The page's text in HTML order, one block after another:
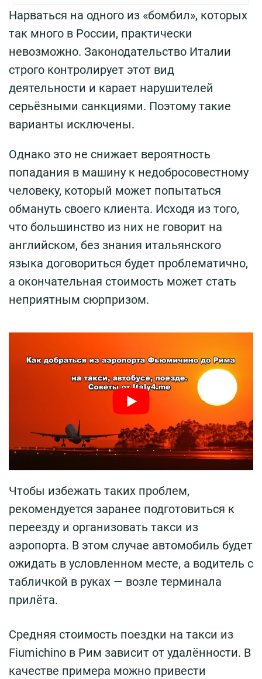
Нарваться на одного из «бомбил», которых
так много в России, практически
невозможно. Законодательство Италии
строго контролирует этот вид
деятельности и карает нарушителей
серьёзными санкциями. Поэтому такие
варианты исключены.
Однако это не снижает вероятность
попадания в машину к недобросовестному
человеку, который может попытаться
обмануть своего клиента. Исходя из того,
что большинство из них не говорит на
английском, без знания итальянского
языка договориться будет проблематично,
а окончательная стоимость может стать
неприятным сюрпризом.
Чтобы избежать таких проблем,
рекомендуется заранее подготовиться к
переезду и организовать такси из
аэропорта. В этом случае автомобиль будет
ожидать в условленном месте, а водитель с
табличкой в руках — возле терминала
прилёта.
Средняя стоимость поездки на такси из
Fiumichino в Рим зависит от удалённости. В
качестве примера можно привести